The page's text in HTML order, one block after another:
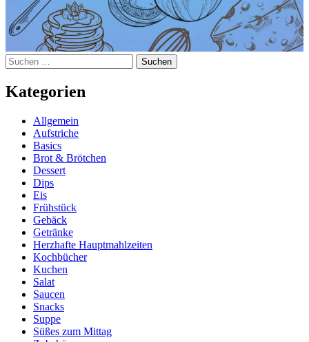
Suchen
nach:
Kategorien
Allgemein
Aufstriche
Basics
Brot & Brötchen
Dessert
Dips
Eis
Frühstück
Gebäck
Getränke
Herzhafte Hauptmahlzeiten
Kochbücher
Kuchen
Salat
Saucen
Snacks
Suppe
Süßes zum Mittag